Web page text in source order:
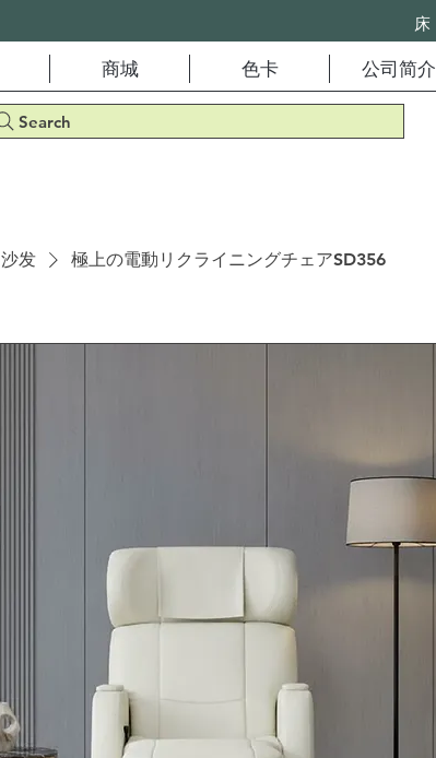
床
商城 色卡 公司简介
Search
沙发 極上の電動リクライニングチェアSD356